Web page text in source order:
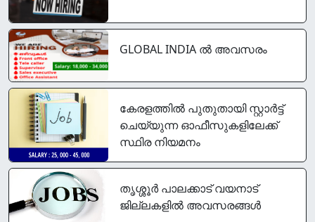
GLOBAL INDIA ൽ അവസരം
കേരളത്തിൽ പുതുതായി സ്റ്റാർട്ട്‌
ചെയ്യുന്ന ഓഫീസുകളിലേക്ക്
സ്ഥിര നിയമനം
തൃശ്ശൂർ പാലക്കാട്‌ വയനാട്
ജില്ലകളിൽ അവസരങ്ങൾ